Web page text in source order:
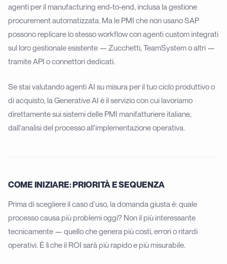
agenti per il manufacturing end-to-end, inclusa la gestione
procurement automatizzata. Ma le PMI che non usano SAP
possono replicare lo stesso workflow con agenti custom integrati
sul loro gestionale esistente — Zucchetti, TeamSystem o altri —
tramite API o connettori dedicati.
Se stai valutando agenti AI su misura per il tuo ciclo produttivo o
di acquisto, la Generative AI è il servizio con cui lavoriamo
direttamente sui sistemi delle PMI manifatturiere italiane,
dall'analisi del processo all'implementazione operativa.
COME INIZIARE: PRIORITÀ E SEQUENZA
Prima di scegliere il caso d'uso, la domanda giusta è: quale
processo causa più problemi oggi? Non il più interessante
tecnicamente — quello che genera più costi, errori o ritardi
operativi. È lì che il ROI sarà più rapido e più misurabile.